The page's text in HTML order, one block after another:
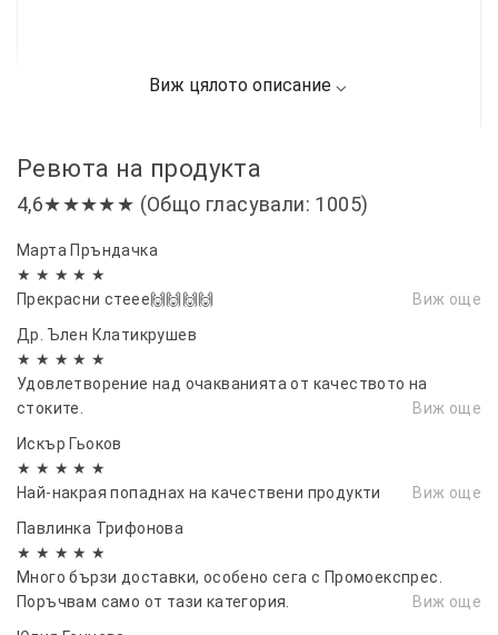
Ревюта на продукта
4,6★★★★★ (Общо гласували: 1005)
Марта Пръндачка
★ ★ ★ ★ ★
Прекрасни стеее🙌🙌🙌🙌
Виж още
Др. Ълен Клатикрушев
★ ★ ★ ★ ★
Удовлетворение над очакванията от качеството на
стоките.
Виж още
Искър Гьоков
★ ★ ★ ★ ★
Най-накрая попаднах на качествени продукти
Виж още
Павлинка Трифонова
★ ★ ★ ★ ★
Много бързи доставки, особено сега с Промоекспрес.
Поръчвам само от тази категория.
Виж още